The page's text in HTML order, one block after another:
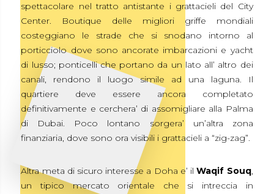
spettacolare nel tratto antistante i grattacieli del City
Center. Boutique delle migliori griffe mondiali
costeggiano le strade che si snodano intorno al
porticciolo dove sono ancorate imbarcazioni e yacht
di lusso; ponticelli che portano da un lato all’ altro dei
canali, rendono il luogo simile ad una laguna. Il
quartiere deve essere ancora completato
definitivamente e cerchera’ di assomigliare alla Palma
di Dubai. Poco lontano sorgera’ un’altra zona
finanziaria, dove sono ora visibili i grattacieli a “zig-zag”.
Altra meta di sicuro interesse a Doha e’ ilWaqif Souq,
un tipico mercato orientale che si intreccia in